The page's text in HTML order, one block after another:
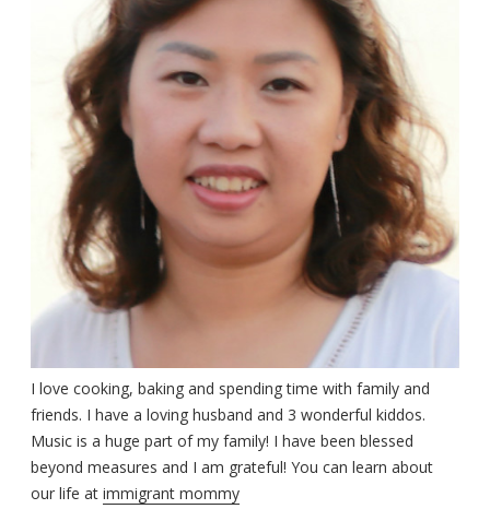
I love cooking, baking and spending time with family and
friends. I have a loving husband and 3 wonderful kiddos.
Music is a huge part of my family! I have been blessed
beyond measures and I am grateful! You can learn about
our life at immigrant mommy